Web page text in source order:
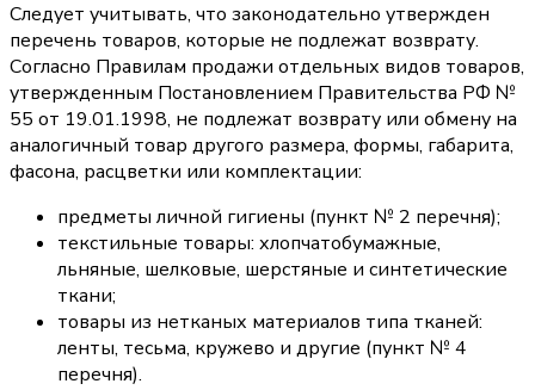
Следует учитывать, что законодательно утвержден
перечень товаров, которые не подлежат возврату.
Согласно Правилам продажи отдельных видов товаров,
утвержденным Постановлением Правительства РФ №
55 от 19.01.1998, не подлежат возврату или обмену на
аналогичный товар другого размера, формы, габарита,
фасона, расцветки или комплектации:
предметы личной гигиены (пункт № 2 перечня);
текстильные товары: хлопчатобумажные,
льняные, шелковые, шерстяные и синтетические
ткани;
товары из нетканых материалов типа тканей:
ленты, тесьма, кружево и другие (пункт № 4
перечня).